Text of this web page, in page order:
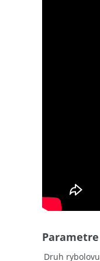
Druh rybolovu
Parametre